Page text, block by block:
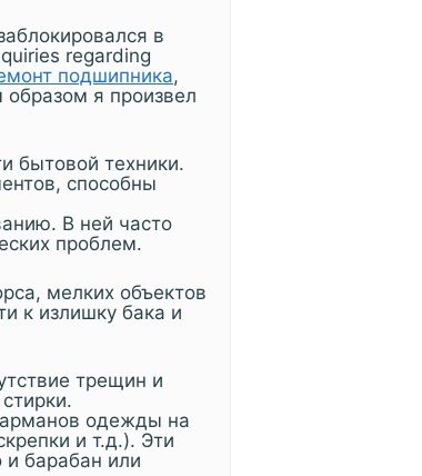
в
regarding
подшипника,
я произвел
бытовой техники.
способны
В ней часто
проблем.
мелких объектов
к излишку бака и
трещин и
одежды на
и т.д.). Эти
и барабан или